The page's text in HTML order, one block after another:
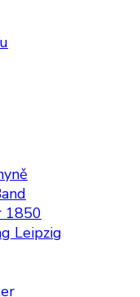
1850
Leipzig